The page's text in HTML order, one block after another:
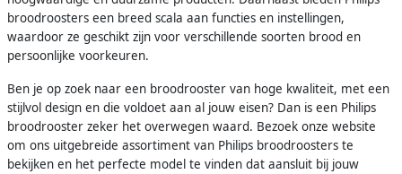
broodroosters een breed scala aan functies en instellingen,
waardoor ze geschikt zijn voor verschillende soorten brood en
persoonlijke voorkeuren.
Ben je op zoek naar een broodrooster van hoge kwaliteit, met een
stijlvol design en die voldoet aan al jouw eisen? Dan is een Philips
broodrooster zeker het overwegen waard. Bezoek onze website
om ons uitgebreide assortiment van Philips broodroosters te
bekijken en het perfecte model te vinden dat aansluit bij jouw